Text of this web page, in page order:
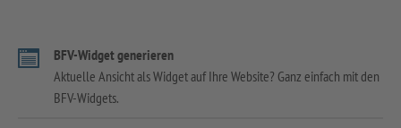
BFV-Widget generieren
Aktuelle Ansicht als Widget auf Ihre Website? Ganz einfach mit den
BFV-Widgets.